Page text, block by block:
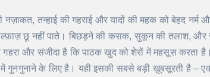
नज़ाकत, तन्हाई की गहराई और यादों की महक को बेहद
छू नहीं पाते। बिछड़ने की कसक, सुकून की तलाश,
गहरा और संजीदा है कि पाठक खुद को शेरों में महसूस करता
के लिए है। यही इसकी सबसे बड़ी ख़ूबसूरती है – एक